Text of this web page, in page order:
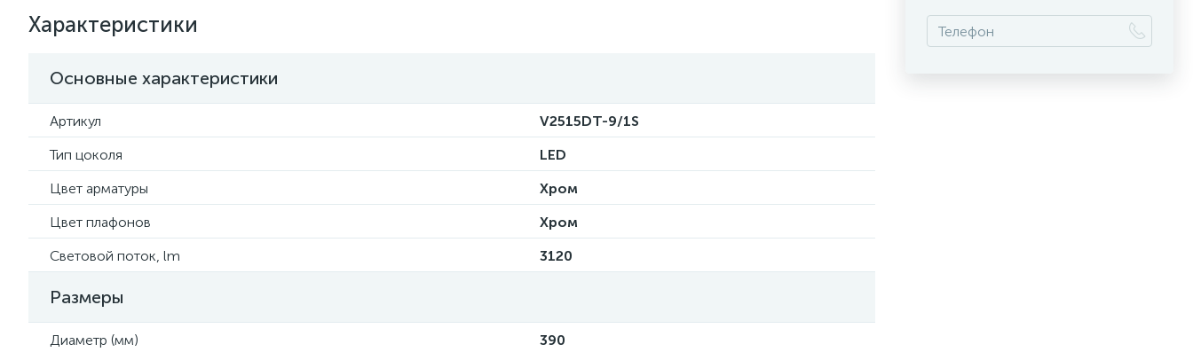
Характеристики
Основные характеристики
Артикул
V2515DT-9/1S
Тип цоколя
LED
Цвет арматуры
Хром
Цвет плафонов
Хром
Световой поток, lm
3120
Размеры
Диаметр (мм) 390